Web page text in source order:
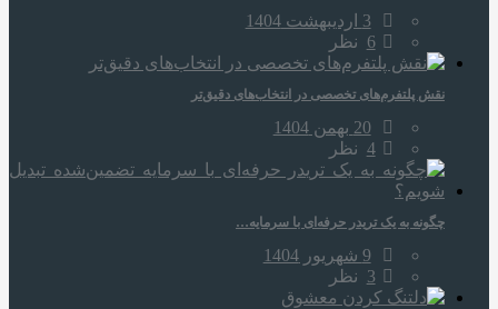
3 اردیبهشت 1404
6 نظر
نقش پلتفرم‌های تخصصی در انتخاب‌های دقیق‌تر
20 بهمن 1404
4 نظر
چگونه به یک تریدر حرفه‌ای با سرمایه…
9 شهریور 1404
3 نظر